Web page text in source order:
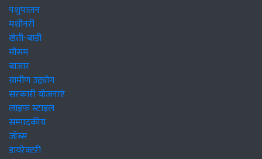
पशुपालन
मशीनरी
खेती-बाड़ी
मौसम
बाजार
ग्रामीण उद्द्योग
सरकारी योजनाएं
लाइफ स्टाइल
सम्पादकीय
जॉब्स
डायरेक्टरी